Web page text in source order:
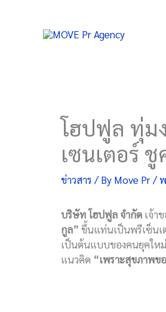
โฮปฟูล ทุ่ม
เซนเตอร์
ข่าวสาร / By Move Pr/
บริษัท โฮปฟูล จำกัด เจ้า
กูล” ขึ้นแท่นเป็นพรีเซ็นเ
เป็นต้นแบบของคนยุคให
แนวคิด “เพราะสุขภาพข